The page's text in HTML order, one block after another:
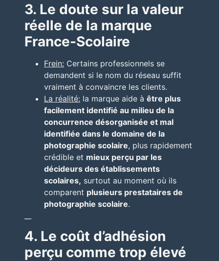
3. Le doute sur la valeur
réelle de la marque
France-Scolaire
Frein: Certains professionnels se
demandent si le nom du réseau suffit
vraiment à convaincre les clients.
La réalité: la marque aide à être plus
facilement identifié au milieu de la
concurrence désorganisée et mal
identifiée dans le domaine de la
photographie scolaire, plus rapidement
crédible et mieux perçu par les
décideurs des établissements
scolaires, surtout au moment où ils
comparent plusieurs prestataires de
photographie scolaire.
4. Le coût d’adhésion
perçu comme trop élevé